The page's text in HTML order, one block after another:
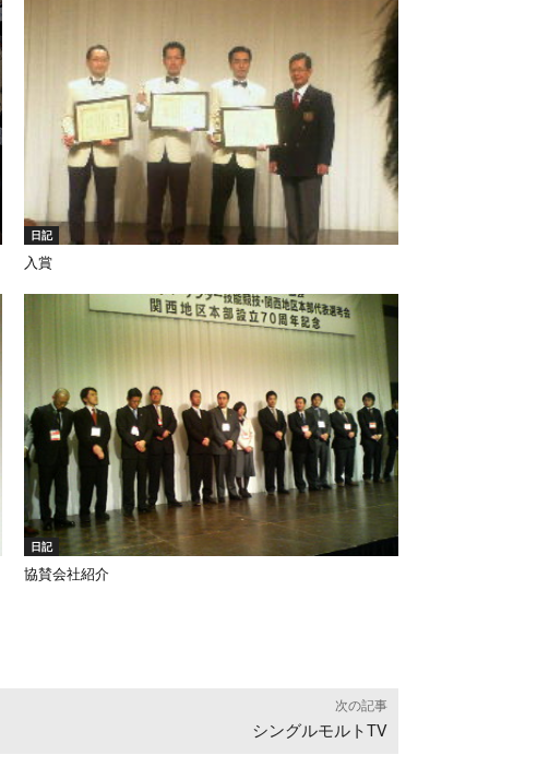
日記
入賞
日記
協賛会社紹介
次の記事
シングルモルトTV